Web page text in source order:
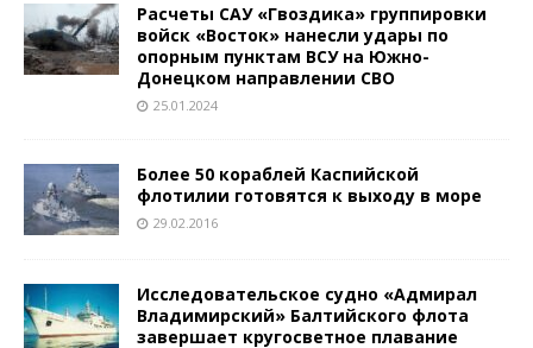
Расчеты САУ «Гвоздика» группировки
войск «Восток» нанесли удары по
опорным пунктам ВСУ на Южно-
Донецком направлении СВО
25.01.2024
Более 50 кораблей Каспийской
флотилии готовятся к выходу в море
29.02.2016
Исследовательское судно «Адмирал
Владимирский» Балтийского флота
завершает кругосветное плавание